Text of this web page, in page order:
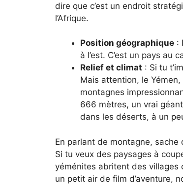
dire que c’est un endroit
l’Afrique.
Position géographique :
à l’est. C’est un pays au
Relief et climat : Si tu
Mais attention, le
montagnes
666 mètres, un vrai
dans les déserts, à un
En parlant de montagne, sache
Si tu veux des paysages à
yéménites abritent des villages
un petit air de film d’aventure,